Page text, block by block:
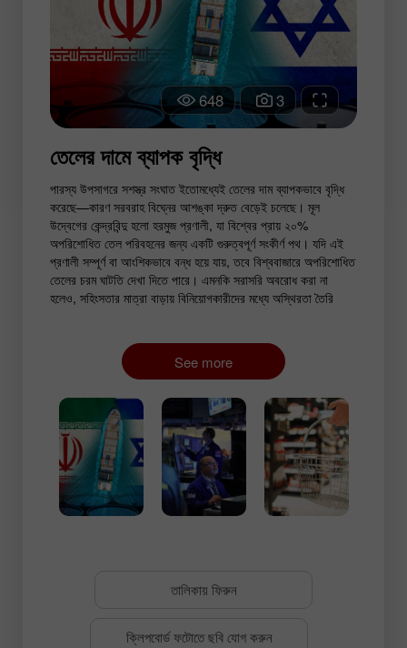
648 3
তেলের দামে ব্যাপক বৃদ্ধি
পারস্য উপসাগরে সশস্ত্র সংঘাত ইতোমধ্যেই তেলের দাম ব্যাপকভাবে বৃদ্ধি
করেছে—কারণ সরবরাহ বিঘ্নের আশঙ্কা দ্রুত বেড়েই চলেছে। মূল
উদ্বেগের কেন্দ্রবিন্দু হলো হরমুজ প্রণালী, যা বিশ্বের প্রায় ২০%
অপরিশোধিত তেল পরিবহনের জন্য একটি গুরুত্বপূর্ণ সংকীর্ণ পথ। যদি এই
প্রণালী সম্পূর্ণ বা আংশিকভাবে বন্ধ হয়ে যায়, তবে বিশ্ববাজারে অপরিশোধিত
তেলের চরম ঘাটতি দেখা দিতে পারে। এমনকি সরাসরি অবরোধ করা না
হলেও, সহিংসতার মাত্রা বাড়ায় বিনিয়োগকারীদের মধ্যে অস্থিরতা তৈরি
See more
তালিকায় ফিরুন
ক্লিপবোর্ড ফটোতে ছবি যোগ করুন